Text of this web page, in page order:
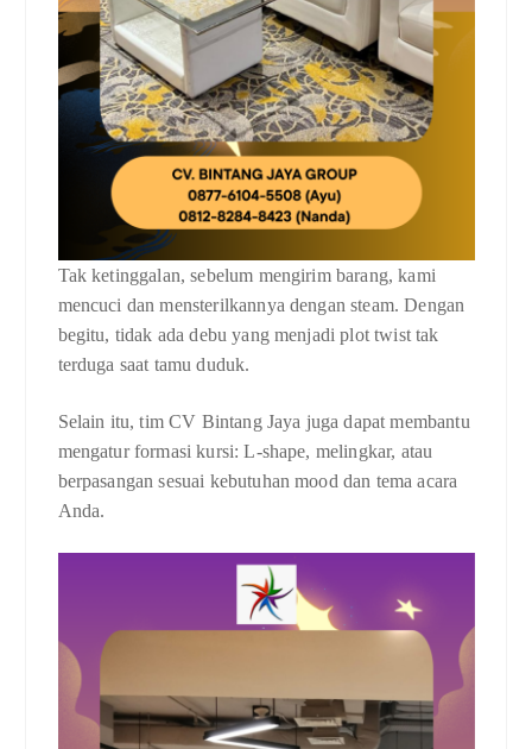
Tak ketinggalan, sebelum mengirim barang, kami
mencuci dan mensterilkannya dengan steam. Dengan
begitu, tidak ada debu yang menjadi plot twist tak
terduga saat tamu duduk.
Selain itu, tim CV Bintang Jaya juga dapat membantu
mengatur formasi kursi: L-shape, melingkar, atau
berpasangan sesuai kebutuhan mood dan tema acara
Anda.